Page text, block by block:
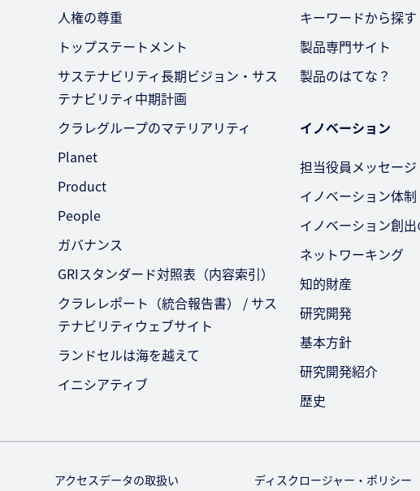
人権の尊重
トップステートメント
サステナビリティ長期ビジョン・サス
テナビリティ中期計画
クラレグループのマテリアリティ
Planet
Product
People
ガバナンス
GRIスタンダード対照表（内容索引）
クラレレポート（統合報告書） / サス
テナビリティウェブサイト
ランドセルは海を越えて
イニシアティブ
キーワードから探す
製品専門サイト
製品のはてな？
イノベーション
担当役員メッセージ
イノベーション体制
イノベーション創
ネットワーキング
知的財産
研究開発
基本方針
研究開発紹介
歴史
アクセスデータの取扱い ディスクロージャー・ポリシー